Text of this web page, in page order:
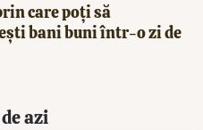
care poți să
bani buni într-o zi de
azi